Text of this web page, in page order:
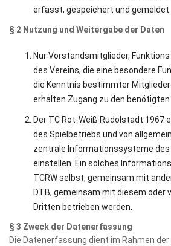
erfasst, gespeichert und gemeldet.
§ 2 Nutzung und Weitergabe der Daten
Nur Vorstandsmitglieder,
des Vereins, die eine besondere
die Kenntnis bestimmter
erhalten Zugang zu den
Der TC Rot-Weiß Rudolstadt 1967
des Spielbetriebs und von
zentrale Informationssysteme
einstellen. Ein solches
TCRW selbst, gemeinsam mit
DTB, gemeinsam mit diesem oder
Dritten betrieben werden.
§ 3 Zweck der Datenerfassung
Die Datenerfassung dient im Rahmen